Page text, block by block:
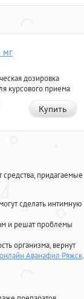
мг
дозировка
курсового приема
Купить
придагаемые
сделать интимную
и решат проблемы
организма, вернут
онлайн Аванафил Ряжск.